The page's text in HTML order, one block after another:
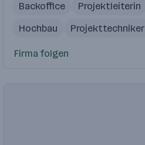
Backoffice Projektleiterin
Hochbau
Projekttechniker
Projektleiter Hochbau
Firma folgen